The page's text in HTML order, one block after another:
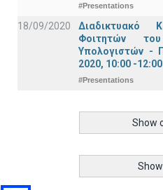
#Presentations
18/09/2020
Διαδικτυακό
Φοιτητών
Υπολογιστών -
2020, 10:00 -12:00
#Presentations
Show
Show